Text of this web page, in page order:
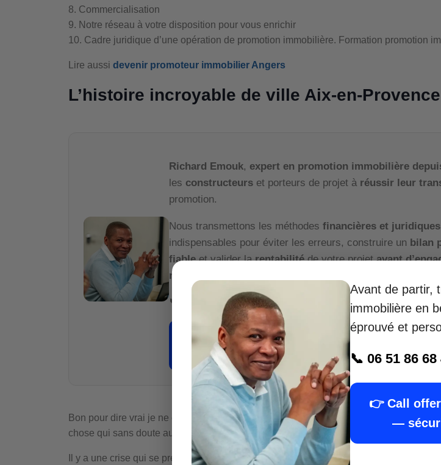
8. Commercialisation
9. Notre réseau à votre disposition pour vous enrichir
10. Cadre juridique d’une opération de promotion immobilière. Formation promotion
Lire aussi devenir promoteur immobilier Angers
L’histoire incroyable de ville Aix-en-Provence
Richard Emouk, expert en promotion immobilière
les constructeurs et porteurs de projet à réussir leur
promotion.
Nous transmettons les méthodes financières et juridiques
indispensables pour éviter les erreurs, construire un bilan
fiableet valider larentabilitéde votre projetavant
moindre euro
📞 06 51 86 68 47
👉
Je veux sécuriser mon projet avec Richard —
minutes offert
Bon pour dire vrai je ne connais pas d’histoire incroyable dans cette ville mais
chose qui sans doute aura le mérite d’attirer votre attention.
Il y a une crise qui se prépare à l’horozon à cause de cette guerre, et semble-t’il se qui
Avant de partir,
immobilière en
éprouvé et
📞 06 51 86 68
👉 Call
—